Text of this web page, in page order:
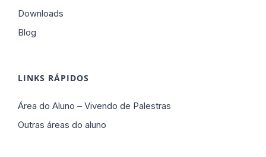
Downloads
Blog
LINKS RÁPIDOS
Área do Aluno – Vivendo de Palestras
Outras áreas do aluno